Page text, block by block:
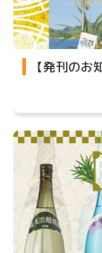
【発刊の